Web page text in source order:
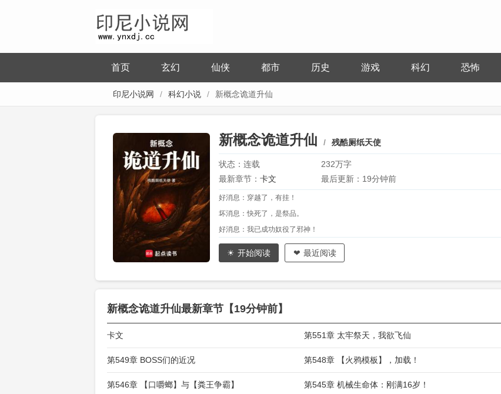
首页 玄幻 仙侠 都市 历史 游戏 科幻 恐怖
印尼小说网 科幻小说 新概念诡道升仙
新概念诡道升仙 残酷厕纸天使
状态：连载
232万字
最新章节： 卡文 最后更新：19分钟前
好消息：穿越了，有挂！
坏消息：快死了，是祭品。
好消息：我已成功奴役了邪神！
…
打开为入侵仙界而设计...
开始阅读 最近阅读
新概念诡道升仙最新章节【19分钟前】
卡文 第551章 太牢祭天，我欲飞仙
第549章 BOSS们的近况 第548章 【火鸦模板】，加载！
第546章 【口嚼螂】与【粪王争霸】 第545章 机械生命体：刚满16岁！